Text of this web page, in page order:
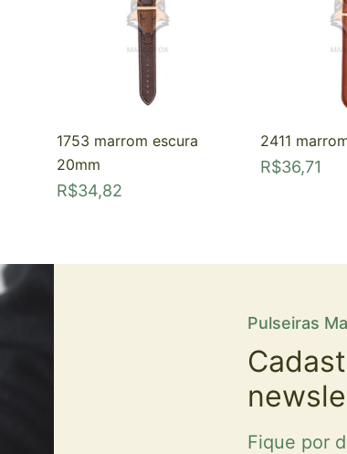
1753 marrom escura
20mm
R$34,82
2411
R$36,71
Pulseiras
Fique por